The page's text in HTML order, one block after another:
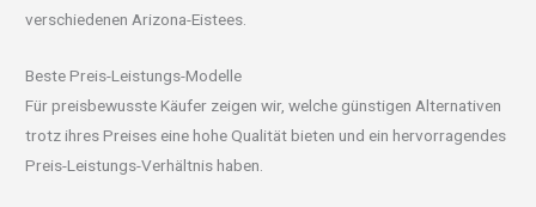
verschiedenen Arizona-Eistees.
Beste Preis-Leistungs-Modelle
Für preisbewusste Käufer zeigen wir, welche günstigen Alternativen
trotz ihres Preises eine hohe Qualität bieten und ein hervorragendes
Preis-Leistungs-Verhältnis haben.